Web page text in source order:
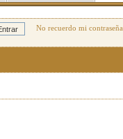
No recuerdo mi contraseña